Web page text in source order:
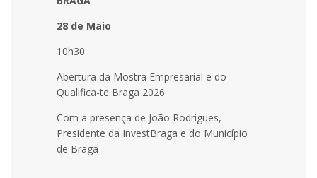
28 de Maio
10h30
Abertura da Mostra Empresarial e do
Qualifica-te Braga 2026
Com a presença de João Rodrigues,
Presidente da InvestBraga e do Município
de Braga